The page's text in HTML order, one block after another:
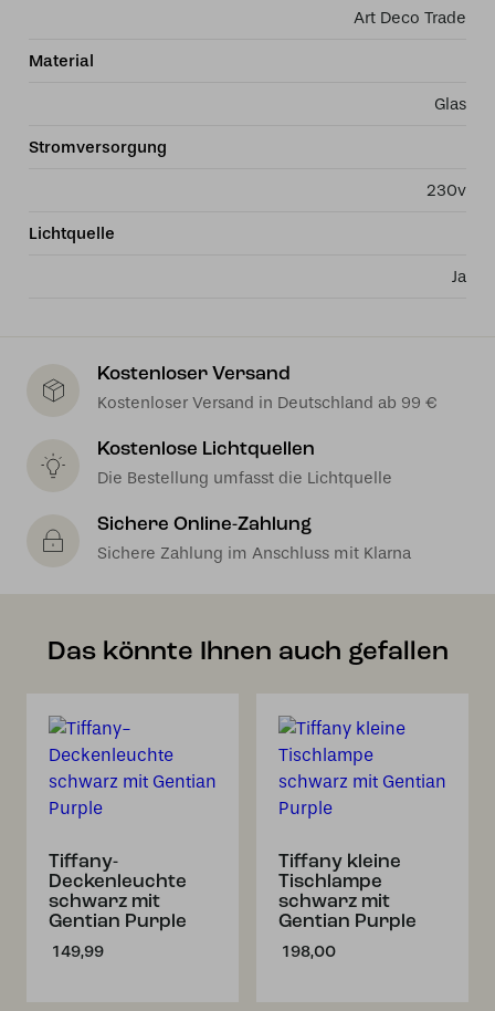
Art Deco Trade
Material
Glas
Stromversorgung
230v
Lichtquelle
Ja
Kostenloser Versand
Kostenloser Versand in Deutschland ab 99 €
Kostenlose Lichtquellen
Die Bestellung umfasst die Lichtquelle
Sichere Online-Zahlung
Sichere Zahlung im Anschluss mit Klarna
Das könnte Ihnen auch gefallen
Tiffany-
Deckenleuchte
schwarz mit
Gentian Purple
149,99
Tiffany kleine
Tischlampe
schwarz mit
Gentian Purple
198,00